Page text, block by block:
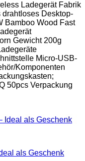
Ladegerät Fabrik
Desktop-
Bamboo Wood Fast
Gewicht 200g
Micro-USB-
Komponenten
50pcs Verpackung
als Geschenk